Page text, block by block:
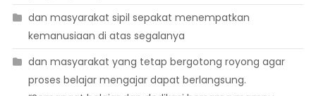
dan masyarakat sipil sepakat menempatkan
kemanusiaan di atas segalanya
dan masyarakat yang tetap bergotong royong agar
proses belajar mengajar dapat berlangsung.